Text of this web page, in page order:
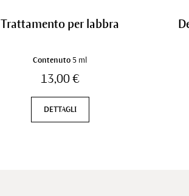
Trattamento per labbra
Contenuto5 ml
13,00 €
DETTAGLI